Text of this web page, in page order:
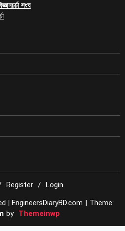
সংঘ
Register Login
| EngineersDiaryBD.com | Theme:
by Themeinwp